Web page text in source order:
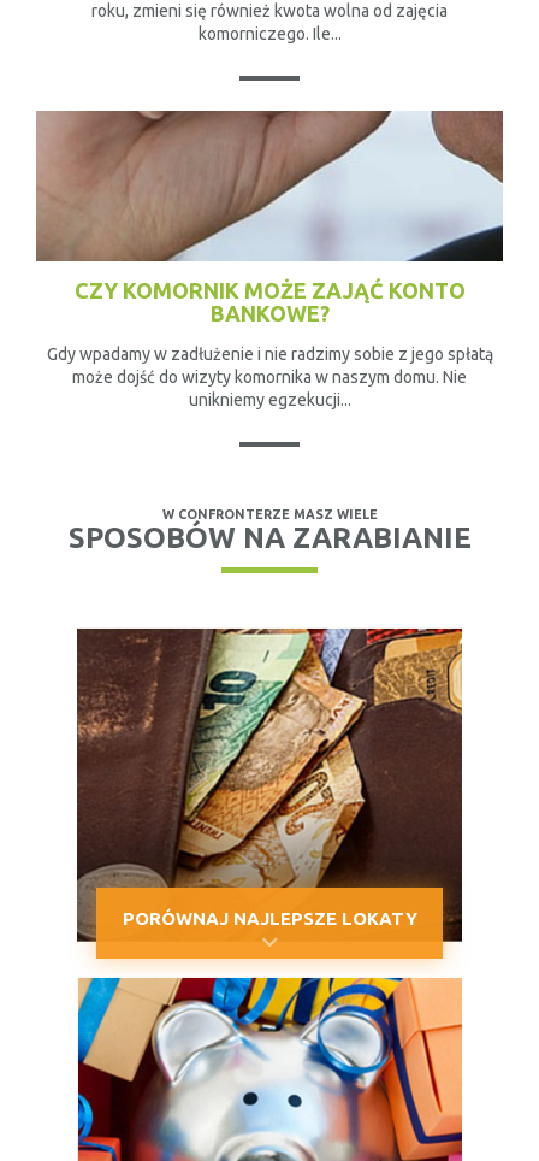
roku, zmieni się również kwota wolna od zajęcia
komorniczego. Ile...
CZY KOMORNIK MOŻE ZAJĄĆ KONTO
BANKOWE?
Gdy wpadamy w zadłużenie i nie radzimy sobie z jego spłatą
może dojść do wizyty komornika w naszym domu. Nie
unikniemy egzekucji...
W CONFRONTERZE MASZ WIELE
SPOSOBÓW NA ZARABIANIE
PORÓWNAJ NAJLEPSZE LOKATY